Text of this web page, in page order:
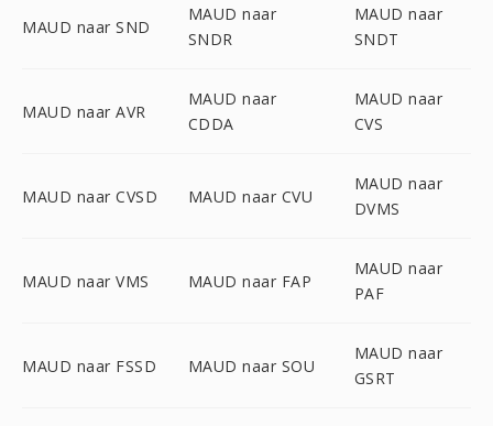
MAUD naar SND
MAUD naar
SNDR
MAUD naar
SNDT
MAUD naar AVR
MAUD naar
CDDA
MAUD naar
CVS
MAUD naar CVSD MAUD naar CVU
MAUD naar
DVMS
MAUD naar VMS MAUD naar FAP
MAUD naar
PAF
MAUD naar FSSD MAUD naar SOU
MAUD naar
GSRT